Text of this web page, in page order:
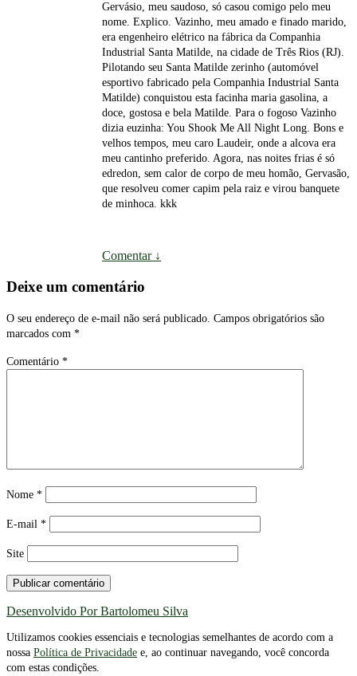
Gervásio, meu saudoso, só casou comigo pelo meu
nome. Explico. Vazinho, meu amado e finado marido,
era engenheiro elétrico na fábrica da Companhia
Industrial Santa Matilde, na cidade de Três Rios (RJ).
Pilotando seu Santa Matilde zerinho (automóvel
esportivo fabricado pela Companhia Industrial Santa
Matilde) conquistou esta facinha maria gasolina, a
doce, gostosa e bela Matilde. Para o fogoso Vazinho
dizia euzinha: You Shook Me All Night Long. Bons e
velhos tempos, meu caro Laudeir, onde a alcova era
meu cantinho preferido. Agora, nas noites frias é só
edredon, sem calor de corpo de meu homão, Gervasão,
que resolveu comer capim pela raiz e virou banquete
de minhoca. kkk
Comentar ↓
Deixe um comentário
O seu endereço de e-mail não será publicado. Campos obrigatórios são
marcados com *
Comentário *
Nome *
E-mail *
Site
Desenvolvido Por Bartolomeu Silva
Utilizamos cookies essenciais e tecnologias semelhantes de acordo com a
nossa Política de Privacidade e, ao continuar navegando, você concorda
com estas condições.